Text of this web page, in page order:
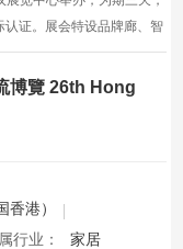
证。展会特设品牌廊、智
并配套眼镜汇演与行业论
博覽 26th Hong
港）
行业： 家居